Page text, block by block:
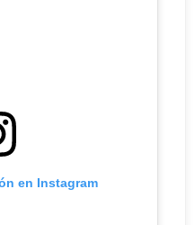
en Instagram